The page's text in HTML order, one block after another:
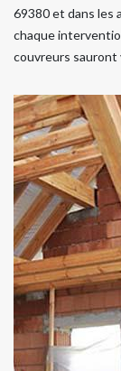
69380 et dans les
chaque
couvreurs sauront